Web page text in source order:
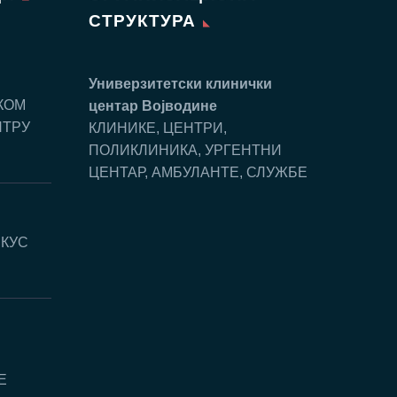
СТРУКТУРА
Универзитетски клинички
центар Воjводине
КЛИНИКЕ, ЦЕНТРИ,
ПОЛИКЛИНИКА, УРГЕНТНИ
ЦЕНТАР, АМБУЛАНТЕ, СЛУЖБЕ